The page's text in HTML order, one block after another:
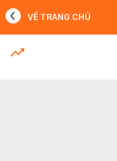
MỚI NHẤT
VỀ TRANG CHỦ